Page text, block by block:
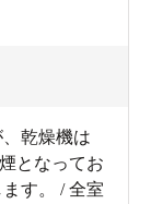
乾燥機は
となってお
す。 / 全室